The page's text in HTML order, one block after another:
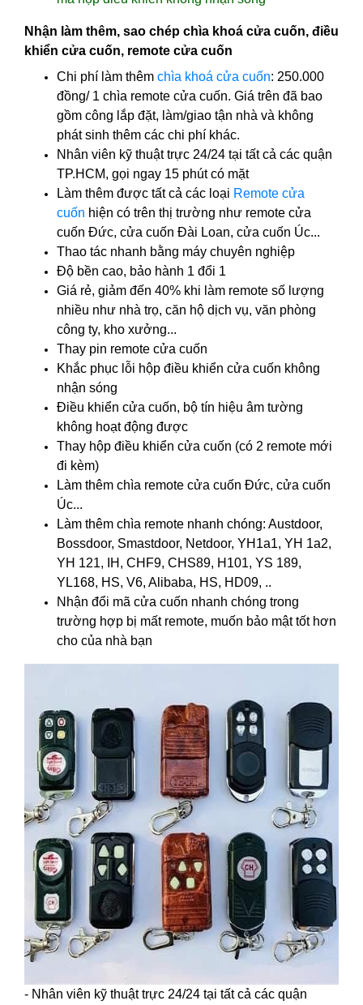
Nhận làm thêm, sao chép chìa khoá cửa cuốn, điều
khiển cửa cuốn, remote cửa cuốn
Chi phí làm thêm chìa khoá cửa cuốn: 250.000
đồng/ 1 chìa remote cửa cuốn. Giá trên đã bao
gồm công lắp đặt, làm/giao tận nhà và không
phát sinh thêm các chi phí khác.
Nhân viên kỹ thuật trực 24/24 tại tất cả các quận
TP.HCM, gọi ngay 15 phút có mặt
Làm thêm được tất cả các loại Remote cửa
cuốn hiện có trên thị trường như remote cửa
cuốn Đức, cửa cuốn Đài Loan, cửa cuốn Úc...
Thao tác nhanh bằng máy chuyên nghiệp
Độ bền cao, bảo hành 1 đổi 1
Giá rẻ, giảm đến 40% khi làm remote số lượng
nhiều như nhà trọ, căn hộ dịch vụ, văn phòng
công ty, kho xưởng...
Thay pin remote cửa cuốn
Khắc phục lỗi hộp điều khiển cửa cuốn không
nhận sóng
Điều khiển cửa cuốn, bộ tín hiệu âm tường
không hoạt động được
Thay hộp điều khiển cửa cuốn (có 2 remote mới
đi kèm)
Làm thêm chìa remote cửa cuốn Đức, cửa cuốn
Úc...
Làm thêm chìa remote nhanh chóng: Austdoor,
Bossdoor, Smastdoor, Netdoor, YH1a1, YH 1a2,
YH 121, IH, CHF9, CHS89, H101, YS 189,
YL168, HS, V6, Alibaba, HS, HD09, ..
Nhận đổi mã cửa cuốn nhanh chóng trong
trường hợp bị mất remote, muốn bảo mật tốt hơn
cho của nhà bạn
- Nhân viên kỹ thuật trực 24/24 tại tất cả các quận